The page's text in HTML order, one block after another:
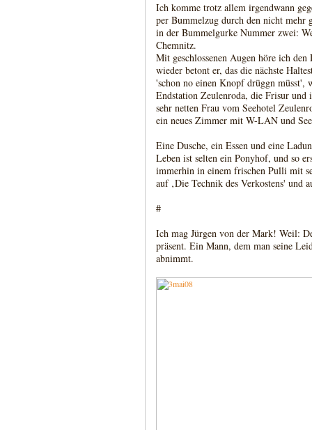
Ich komme trotz allem irgendwann
per Bummelzug durch den nicht mehr
in der Bummelgurke Nummer zwei:
Chemnitz.
Mit geschlossenen Augen höre ich
wieder betont er, das die nächste
'schon no einen Knopf drüggn müsst',
Endstation Zeulenroda, die Frisur
sehr netten Frau vom Seehotel
ein neues Zimmer mit W-LAN und
Eine Dusche, ein Essen und eine
Leben ist selten ein Ponyhof, und so
immerhin in einem frischen Pulli mit
auf ‚Die Technik des Verkostens' und
#
Ich mag Jürgen von der Mark! Weil:
präsent. Ein Mann, dem man seine
abnimmt.